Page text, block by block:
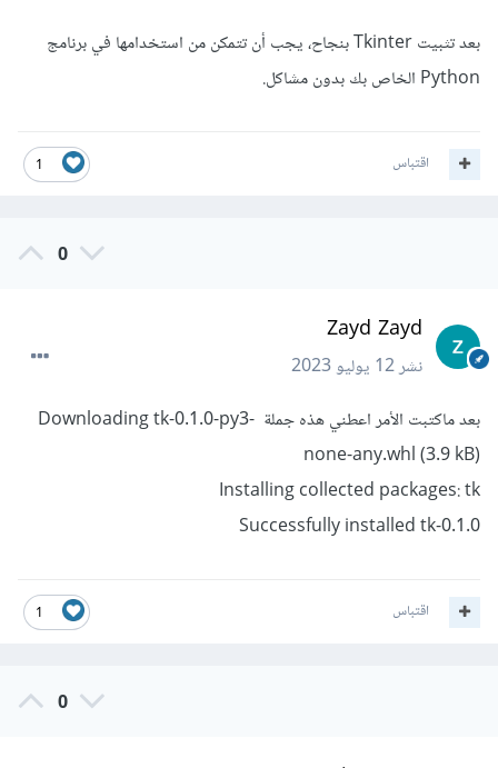
بعد تثبيت Tkinter بنجاح، يجب أن تتمكن من استخدامها في برنامج
Python الخاص بك بدون مشاكل.
1 اقتباس
0
Zayd Zayd
نشر12 يوليو 2023
بعد ماكتبت الأمر اعطني هذه جملة Downloading tk-0.1.0-py3-
none-any.whl (3.9 kB)
Installing collected packages: tk
Successfully installed tk-0.1.0
1 اقتباس
0